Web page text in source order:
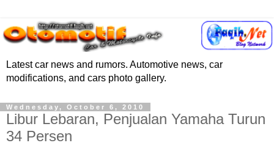
Latest car news and rumors. Automotive news, car
modifications, and cars photo gallery.
Wednesday, October 6, 2010
Libur Lebaran, Penjualan Yamaha Turun
34 Persen